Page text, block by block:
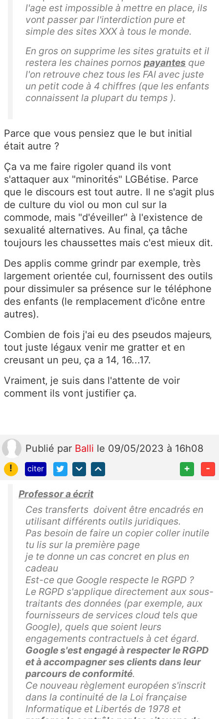
l'age est impossible à mettre en place, ils
vont passer par l'interdiction pure et
simple des sites XXX à tous le monde.
En gros on supprime les sites gratuits et il
restera les chaines pornos payantes que
l'on retrouve chez tous les FAI avec juste
un petit code à 4 chiffres (que les enfants
connaissent la plupart du temps ).
Parce que vous pensiez que le but initial
était autre ?
Ça va me faire rigoler quand ils vont
s'attaquer aux "minorités" LGBétise. Parce
que le discours est tout autre. Il ne s'agit plus
de culture du viol ou mon cul sur la
commode‚ mais "d'éveiller" à l'existence de
sexualité alternatives. Au final‚ ça tâche
toujours les chaussettes mais c'est mieux dit.
Des applis comme grindr par exemple‚ très
largement orientée cul‚ fournissent des outils
pour dissimuler sa présence sur le téléphone
des enfants (le remplacement d'icône entre
autres).
Combien de fois j'ai eu des pseudos majeurs‚
tout juste légaux venir me gratter et en
creusant un peu‚ ça a 14‚ 16...17.
Vraiment‚ je suis dans l'attente de voir
comment ils vont justifier ça.
Publié par Balli le 09/05/2023 à 16h08
!
citer + -
Professor a écrit
Ces transferts doivent être encadrés en
utilisant différents outils juridiques.
Pas besoin de faire un copier coller inutile
tu lis sur la première page
je te donne un cas concret en plus en
cadeau
Est-ce que Google respecte le RGPD ?
Le RGPD s'applique directement aux sous-
traitants des données (par exemple, aux
fournisseurs de services cloud tels que
Google), quels que soient leurs
engagements contractuels à cet égard.
Google s'est engagé à respecter le RGPD
et à accompagner ses clients dans leur
parcours de conformité.
Ce nouveau règlement européen s'inscrit
dans la continuité de la Loi française
Informatique et Libertés de 1978 et